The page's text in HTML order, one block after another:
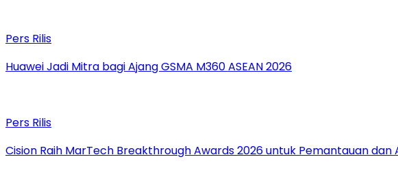
Pers Rilis
Huawei Jadi Mitra bagi Ajang GSMA M360 ASEAN 2026
Pers Rilis
Cision Raih MarTech Breakthrough Awards 2026 untuk Pemantauan dan